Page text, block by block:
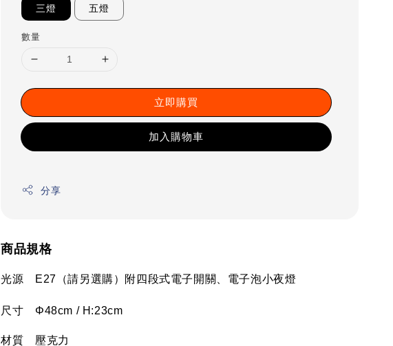
三燈 五燈
數量
立即購買
加入購物車
分享
商品規格
光源　E27（請另選購）附四段式電子開關、電子泡小夜燈
尺寸　Φ48cm / H:23cm
材質　壓克力